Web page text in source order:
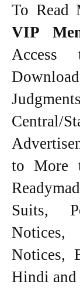
To Read
VIP
to More
Suits,
Notices,
Notices,
Hindi